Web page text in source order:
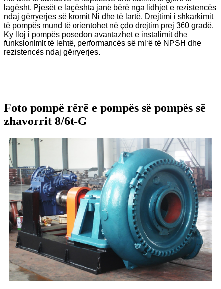
lagësht. Pjesët e lagështa janë bërë nga lidhjet e rezistencës
ndaj gërryerjes së kromit Ni dhe të lartë. Drejtimi i shkarkimit
të pompës mund të orientohet në çdo drejtim prej 360 gradë.
Ky lloj i pompës posedon avantazhet e instalimit dhe
funksionimit të lehtë, performancës së mirë të NPSH dhe
rezistencës ndaj gërryerjes.
Foto pompë rërë e pompës së pompës së
zhavorrit 8/6t-G